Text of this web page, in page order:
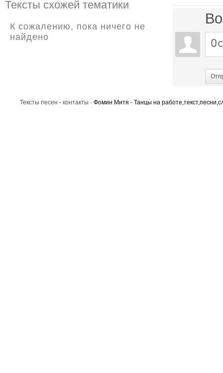
Тексты схожей тематики
К сожалению, пока ничего не
найдено
Тексты песен - контакты · Фомин Митя - Танцы на